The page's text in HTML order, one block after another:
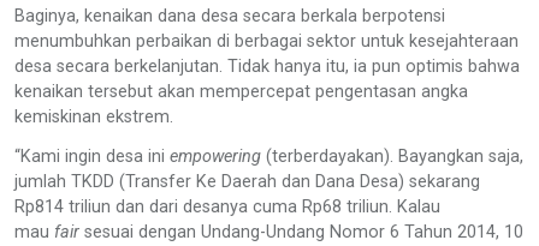
Baginya, kenaikan dana desa secara berkala berpotensi
menumbuhkan perbaikan di berbagai sektor untuk kesejahteraan
desa secara berkelanjutan. Tidak hanya itu, ia pun optimis bahwa
kenaikan tersebut akan mempercepat pengentasan angka
kemiskinan ekstrem.
“Kami ingin desa ini empowering (terberdayakan). Bayangkan saja,
jumlah TKDD (Transfer Ke Daerah dan Dana Desa) sekarang
Rp814 triliun dan dari desanya cuma Rp68 triliun. Kalau
mau fair sesuai dengan Undang-Undang Nomor 6 Tahun 2014, 10